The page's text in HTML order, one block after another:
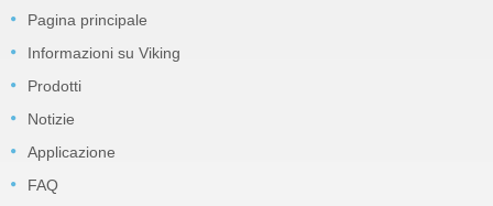
Pagina principale
Informazioni su Viking
Prodotti
Notizie
Applicazione
FAQ